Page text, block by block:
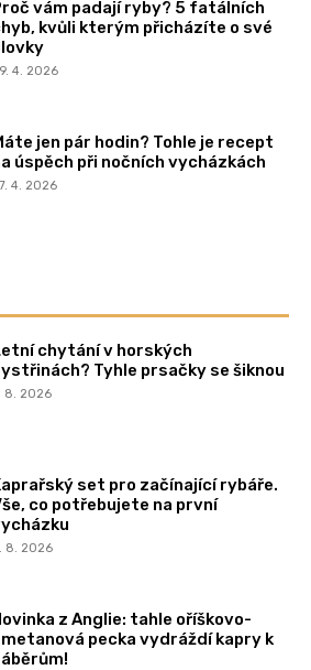
vám padají ryby? 5 fatálních
kvůli kterým přicházíte o své
4. 2026
jen pár hodin? Tohle je recept
úspěch při nočních vycházkách
4. 2026
chytání v horských
Tyhle prsačky se šiknou
8. 2026
set pro začínající rybáře.
co potřebujete na první
8. 2026
z Anglie: tahle oříškovo-
pecka vydráždí kapry k